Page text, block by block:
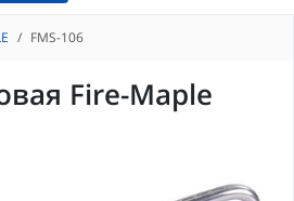
FMS-106
Fire-Maple